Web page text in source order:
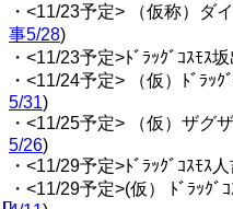
・<11/23予定> （仮称）ダ
事5/28)
・<11/23予定>ﾄﾞﾗｯｸﾞｺｽﾓｽ
・<11/24予定> （仮）ﾄﾞﾗｯ
5/31)
・<11/25予定> （仮）ザグ
5/26)
・<11/29予定>ﾄﾞﾗｯｸﾞｺｽﾓｽ
・<11/29予定>(仮） ﾄﾞﾗｯｸﾞ